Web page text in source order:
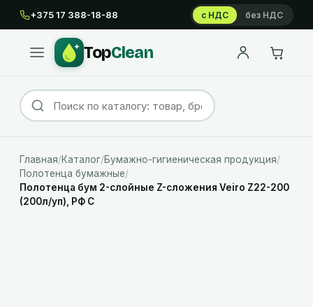
+375 17 388-18-88 с НДС без НДС
TopClean
Главная/Каталог/Бумажно-гигиеническая продукция/
Полотенца бумажные/
Полотенца бум 2-слойные Z-сложения Veiro Z22-200
(200л/уп), РФ С